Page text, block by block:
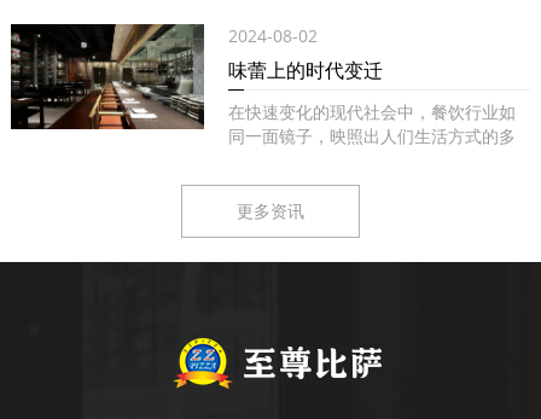
2024-08-02
味蕾上的时代变迁
在快速变化的现代社会中，餐饮行业如
同一面镜子，映照出人们生活方式的多
更多资讯